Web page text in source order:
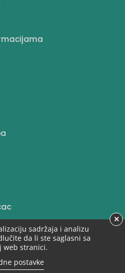
prava zadržana.
sadržaja i analizu
da li ste saglasni sa
web stranici.
postavke
×